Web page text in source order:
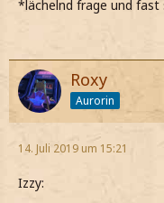
*lächelnd frage und
Roxy
Aurorin
14. Juli 2019 um 15:21
Izzy: